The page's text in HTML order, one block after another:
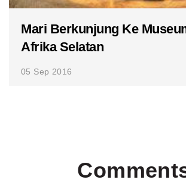
Mari Berkunjung Ke
Afrika Selatan
05 Sep 2016